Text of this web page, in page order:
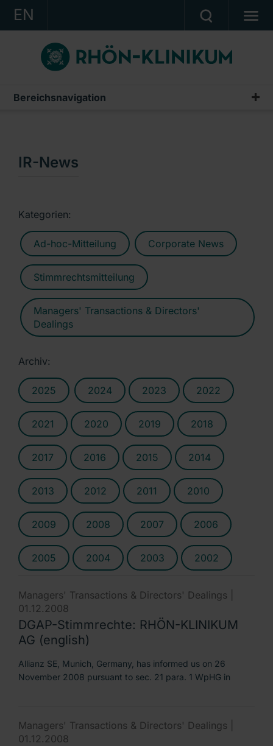
EN
KONZERN
KLINIKEN
KARRIERE
KONTAKT
Bereichsnavigation
Publikationen & Präsentationen
Präsentationen & Conference Calls
IR-News
Kategorien:
Ad-hoc-Mitteilung Corporate News
Stimmrechtsmitteilung
Managers' Transactions & Directors'
Dealings
Archiv:
2025 2024 2023 2022
2021 2020 2019 2018
2017 2016 2015 2014
2013 2012 2011 2010
2009 2008 2007 2006
2005 2004 2003 2002
Managers' Transactions & Directors' Dealings |
01.12.2008
DGAP-Stimmrechte: RHÖN-KLINIKUM
AG (english)
Allianz SE, Munich, Germany, has informed us on 26
November 2008 pursuant to sec. 21 para. 1 WpHG in
Managers' Transactions & Directors' Dealings |
01.12.2008